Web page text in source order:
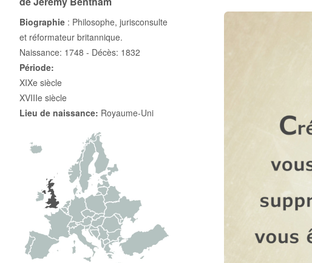
Biographie : Philosophe, jurisconsulte
et réformateur britannique.
Naissance: 1748 - Décès: 1832
Période:
XIXe siècle
XVIIIe siècle
Lieu de naissance: Royaume-Uni